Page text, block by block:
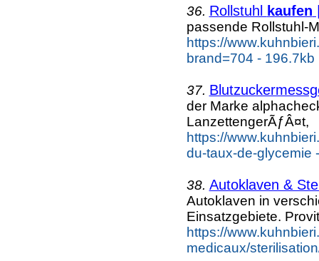
36. Rollstuhl kaufen
passende Rollstuhl-
https://
brand=704 - 196.7kb
37.
der Marke
LanzettengerÃƒÂ¤t,
https://
du-taux-de-glycemie
38. Autoklaven &
Autoklaven in
Einsatzgebiete.
https://
medicaux/